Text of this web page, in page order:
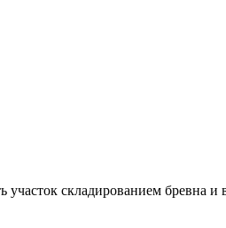
складированием бревна